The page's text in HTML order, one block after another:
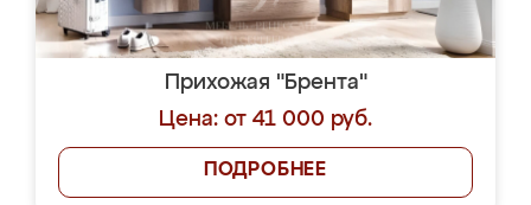
Прихожая "Брента"
Цена: от 41 000 руб.
ПОДРОБНЕЕ